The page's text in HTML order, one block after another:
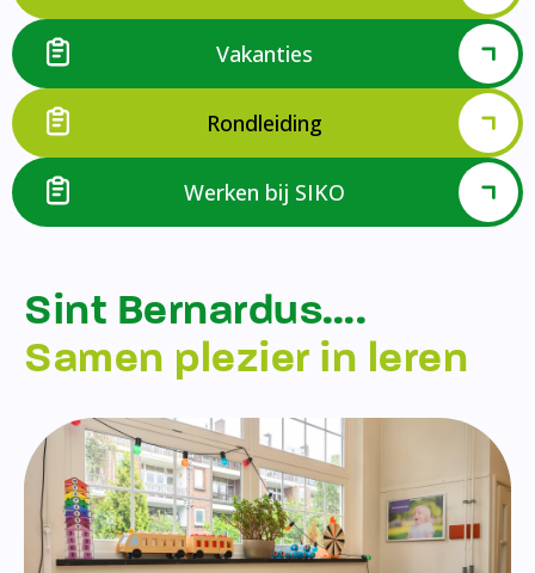
Vakanties
Rondleiding
Werken bij SIKO
Sint Bernardus….
Samen plezier in leren